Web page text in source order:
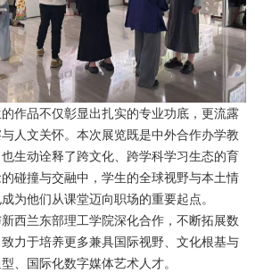
作品不仅彰显出扎实的专业功底，更流露
人文关怀。本次展览既是中外合作办学教
生动诠释了跨文化、跨学科学习生态的育
碰撞与交融中，学生的全球视野与本土情
为他们从课堂迈向职场的重要起点。
西兰东部理工学院深化合作，不断拓展数
力于培养更多兼具国际视野、文化根基与
、国际化数字媒体艺术人才。